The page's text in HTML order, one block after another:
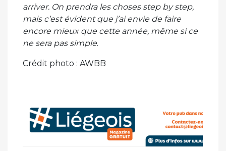
arriver. On prendra les choses step by step,
mais c’est évident que j’ai envie de faire
encore mieux que cette année, même si ce
ne sera pas simple.
Crédit photo : AWBB